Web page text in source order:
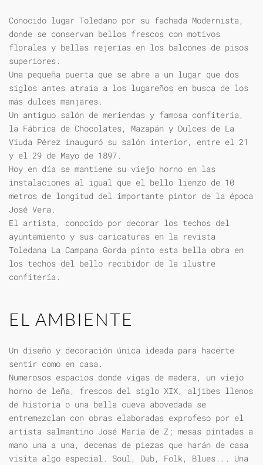
Conocido lugar Toledano por su fachada Modernista,
donde se conservan bellos frescos con motivos
florales y bellas rejerías en los balcones de pisos
superiores.
Una pequeña puerta que se abre a un lugar que dos
siglos antes atraía a los lugareños en busca de los
más dulces manjares.
Un antiguo salón de meriendas y famosa confitería,
la Fábrica de Chocolates, Mazapán y Dulces de La
Viuda Pérez inauguró su salón interior, entre el 21
y el 29 de Mayo de 1897.
Hoy en día se mantiene su viejo horno en las
instalaciones al igual que el bello lienzo de 10
metros de longitud del importante pintor de la época
José Vera.
El artista, conocido por decorar los techos del
ayuntamiento y sus caricaturas en la revista
Toledana La Campana Gorda pinto esta bella obra en
los techos del bello recibidor de la ilustre
confitería.
EL AMBIENTE
Un diseño y decoración única ideada para hacerte
sentir como en casa.
Numerosos espacios donde vigas de madera, un viejo
horno de leña, frescos del siglo XIX, aljibes llenos
de historia o una bella cueva abovedada se
entremezclan con obras elaboradas exprofeso por el
artista salmantino José María de Z; mesas pintadas a
mano una a una, decenas de piezas que harán de casa
visita algo especial. Soul, Dub, Folk, Blues... Una